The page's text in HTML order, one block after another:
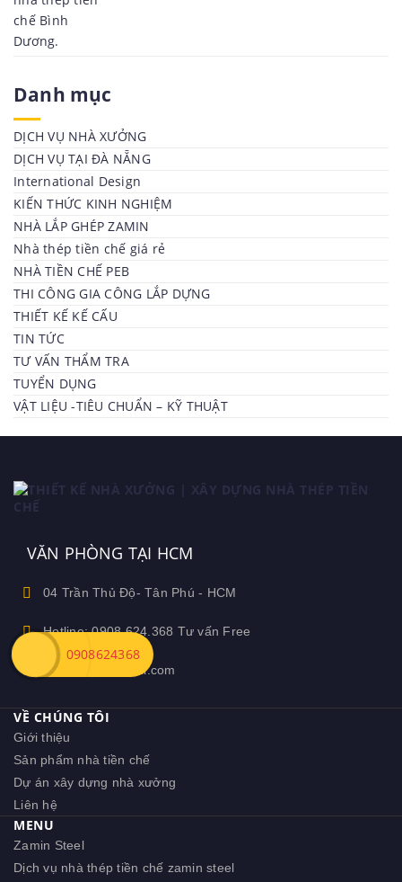
Danh mục
DỊCH VỤ NHÀ XƯỞNG
DỊCH VỤ TẠI ĐÀ NẴNG
International Design
KIẾN THỨC KINH NGHIỆM
NHÀ LẮP GHÉP ZAMIN
Nhà thép tiền chế giá rẻ
NHÀ TIỀN CHẾ PEB
THI CÔNG GIA CÔNG LẮP DỰNG
THIẾT KẾ KẾ CẤU
TIN TỨC
TƯ VẤN THẨM TRA
TUYỂN DỤNG
VẬT LIỆU -TIÊU CHUẨN – KỸ THUẬT
VĂN PHÒNG TẠI HCM
04 Trần Thủ Độ- Tân Phú - HCM
Hotline: 0908.624.368 Tư vấn Free
Ceozamin@gmail.com
VỀ CHÚNG TÔI
Giới thiệu
Sản phẩm nhà tiền chế
Dự án xây dựng nhà xưởng
Liên hệ
MENU
Zamin Steel
Dịch vụ nhà thép tiền chế zamin steel
0908624368